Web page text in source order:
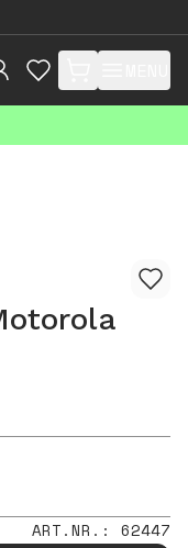
items in cart, view
ART.NR. : 62447